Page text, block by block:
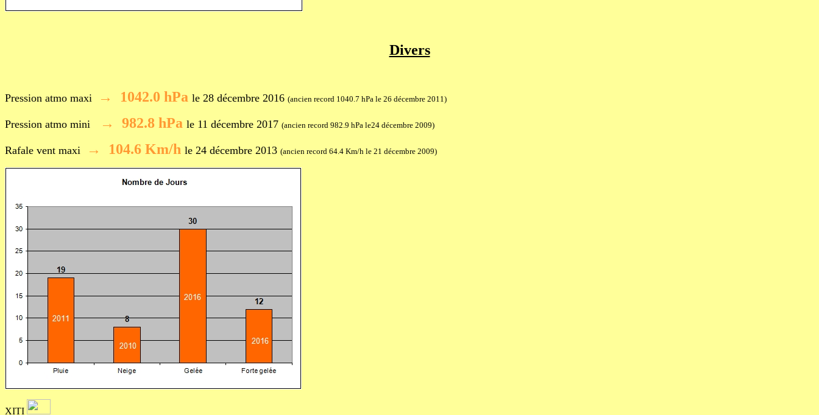
Divers
Pression atmo maxi → 1042.0 hPa le 28 décembre 2016 (ancien record 1040.7 hPa le 26 décembre 2011)
Pression atmo mini → 982.8 hPa le 11 décembre 2017 (ancien record 982.9 hPa le24 décembre 2009)
Rafale vent maxi → 104.6 Km/h le 24 décembre 2013 (ancien record 64.4 Km/h le 21 décembre 2009)
XITI